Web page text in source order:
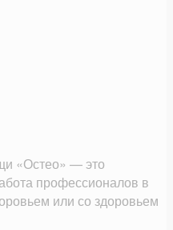
«Остео» — это
профессионалов в
или со здоровьем